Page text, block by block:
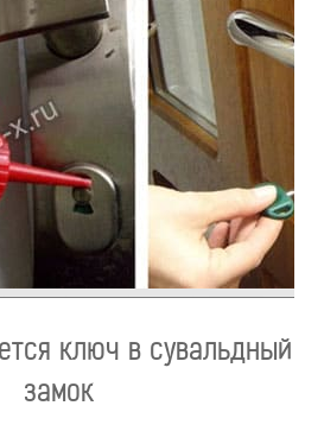
ключ в сувальдный
замок